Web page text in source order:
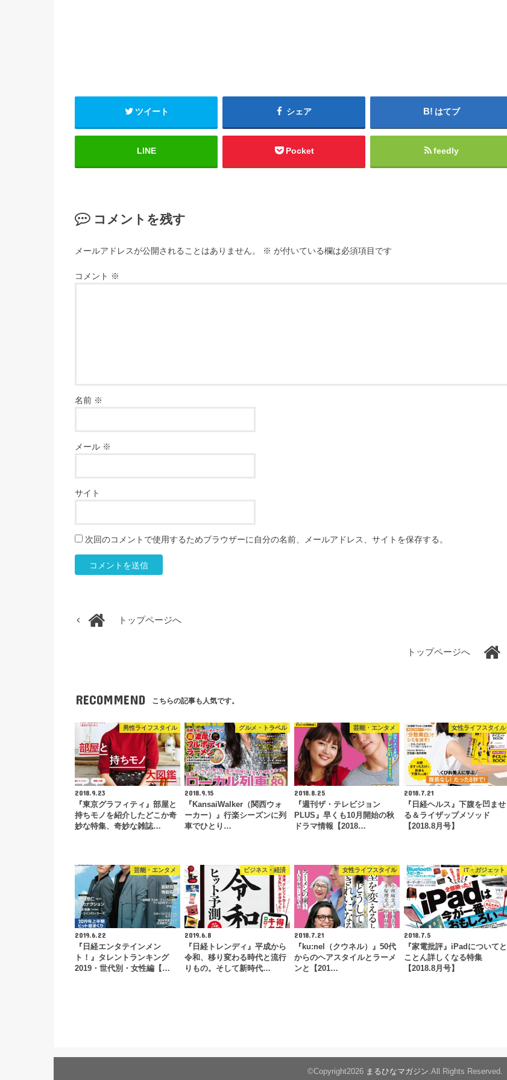
ツイート シェア はてブ
LINE Pocket feedly
コメントを残す
メールアドレスが公開されることはありません。 ※ が付いている欄は必須項目です
コメント ※
名前 ※
メール ※
サイト
次回のコメントで使用するためブラウザーに自分の名前、メールアドレス、サイトを保存する。
トップページへ
トップページへ
RECOMMEND こちらの記事も人気です。
男性ライフスタイル
2018.9.23
『東京グラフィティ』部屋と
持ちモノを紹介したどこか奇
妙な特集、奇妙な雑誌…
グルメ・トラベル
2018.9.15
『KansaiWalker（関西ウォ
ーカー）』行楽シーズンに列
車でひとり…
芸能・エンタメ
2018.8.25
『週刊ザ・テレビジョン
PLUS』早くも10月開始の秋
ドラマ情報【2018…
女性ライフスタイル
2018.7.21
『日経ヘルス』下腹を凹ませ
る＆ライザップメソッド
【2018.8月号】
芸能・エンタメ
2019.6.22
『日経エンタテインメン
ト！』タレントランキング
2019・世代別・女性編【…
ビジネス・経済
2019.6.8
『日経トレンディ』平成から
令和、移り変わる時代と流行
りもの。そして新時代…
女性ライフスタイル
2018.7.21
『ku:nel（クウネル）』50代
からのヘアスタイルとラーメ
ンと【201…
IT・ガジェット
2018.7.5
『家電批評』iPadについてと
ことん詳しくなる特集
【2018.8月号】
©Copyright2026 まるひなマガジン .All Rights Reserved.